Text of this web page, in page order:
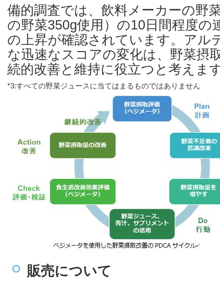
備的調査では、飲料メーカーの野
の野菜350g使用）の10日間程度の
の上昇が確認されています。アル
な迅速なスコアの変化は、野菜摂
続的改善と維持に役立つと考えま
*3:すべての野菜ジュースに当てはまるものではありません
販売について